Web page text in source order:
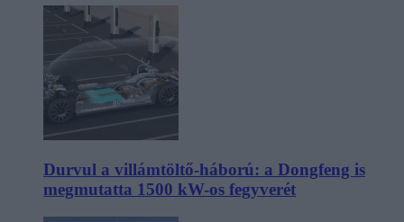
Durvul a villámtöltő-háború: a Dongfeng is
megmutatta 1500 kW-os fegyverét